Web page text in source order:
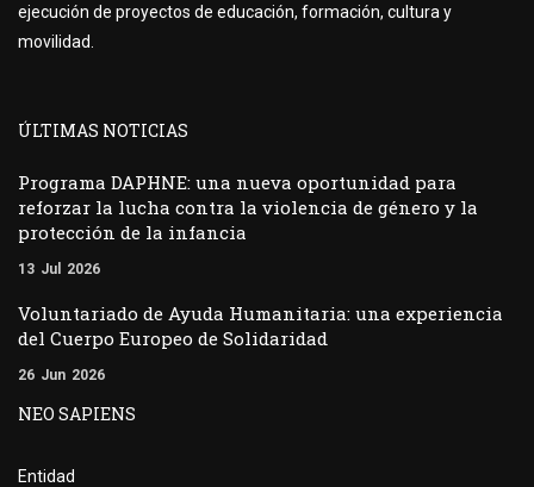
ejecución de proyectos de educación, formación, cultura y
movilidad.
ÚLTIMAS NOTICIAS
Programa DAPHNE: una nueva oportunidad para
reforzar la lucha contra la violencia de género y la
protección de la infancia
13 Jul 2026
Voluntariado de Ayuda Humanitaria: una experiencia
del Cuerpo Europeo de Solidaridad
26 Jun 2026
NEO SAPIENS
Entidad